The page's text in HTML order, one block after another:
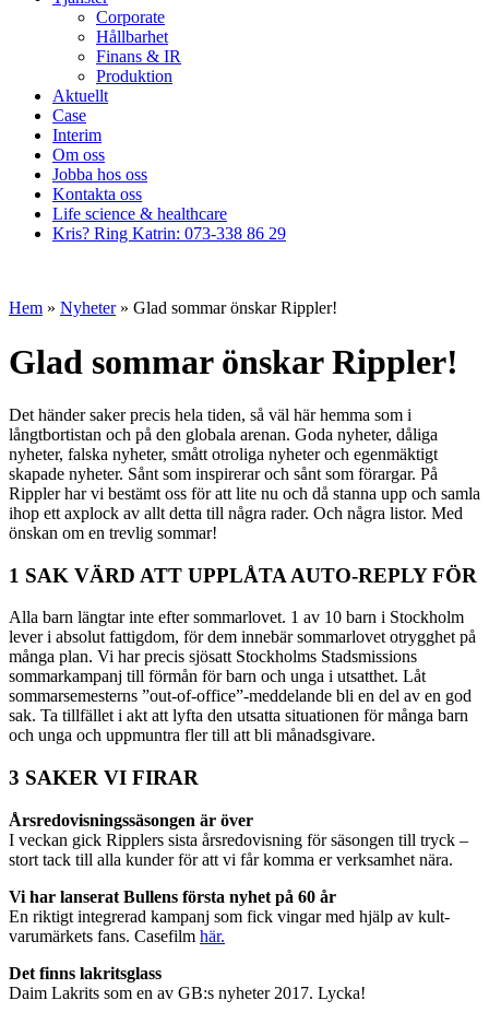
Corporate
Hållbarhet
Finans & IR
Produktion
Aktuellt
Case
Interim
Om oss
Jobba hos oss
Kontakta oss
Life science & healthcare
Kris? Ring Katrin: 073-338 86 29
innehåll
Hem » Nyheter» Glad sommar önskar Rippler!
Glad sommar önskar Rippler!
Det händer saker precis hela tiden, så väl här hemma som i
långtbortistan och på den globala arenan. Goda nyheter, dåliga
nyheter, falska nyheter, smått otroliga nyheter och egenmäktigt
skapade nyheter. Sånt som inspirerar och sånt som förargar. På
Rippler har vi bestämt oss för att lite nu och då stanna upp och samla
ihop ett axplock av allt detta till några rader. Och några listor. Med
önskan om en trevlig sommar!
1 SAK VÄRD ATT UPPLÅTA AUTO-REPLY FÖR
Alla barn längtar inte efter sommarlovet. 1 av 10 barn i Stockholm
lever i absolut fattigdom, för dem innebär sommarlovet otrygghet på
många plan. Vi har precis sjösatt Stockholms Stadsmissions
sommarkampanj till förmån för barn och unga i utsatthet. Låt
sommarsemesterns ”out-of-office”-meddelande bli en del av en god
sak. Ta tillfället i akt att lyfta den utsatta situationen för många barn
och unga och uppmuntra fler till att bli månadsgivare.
3 SAKER VI FIRAR
Årsredovisningssäsongen är över
I veckan gick Ripplers sista årsredovisning för säsongen till tryck –
stort tack till alla kunder för att vi får komma er verksamhet nära.
Vi har lanserat Bullens första nyhet på 60 år
En riktigt integrerad kampanj som fick vingar med hjälp av kult-
varumärkets fans. Casefilm här.
Det finns lakritsglass
Daim Lakrits som en av GB:s nyheter 2017. Lycka!